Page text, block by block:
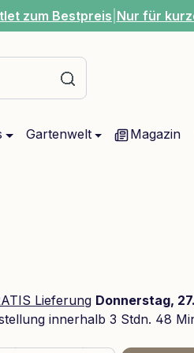
zum Bestpreis Nur für
Gartenwelt Magazin
Lieferung Donnerstag,
innerhalb 3 Stdn. 48